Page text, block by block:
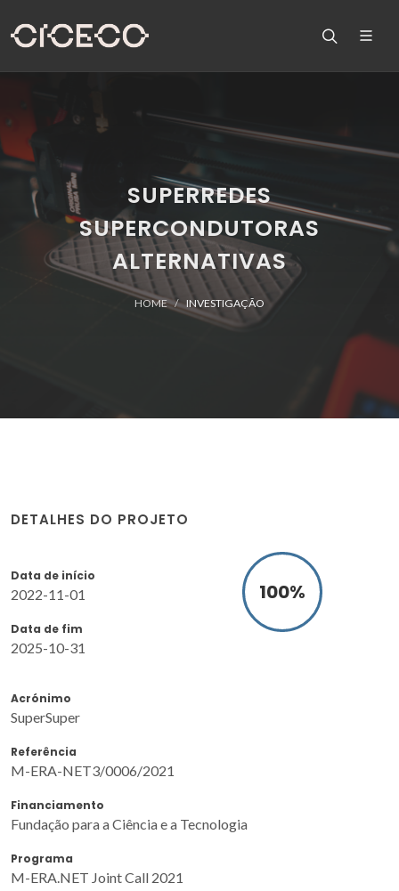
SUPERREDES
SUPERCONDUTORAS
ALTERNATIVAS
HOME INVESTIGAÇÃO
DETALHES DO PROJETO
Data de início
2022-11-01
Data de fim
2025-10-31
100%
Acrónimo
SuperSuper
Referência
M-ERA-NET3/0006/2021
Financiamento
Fundação para a Ciência e a Tecnologia
Programa
M-ERA.NET Joint Call 2021